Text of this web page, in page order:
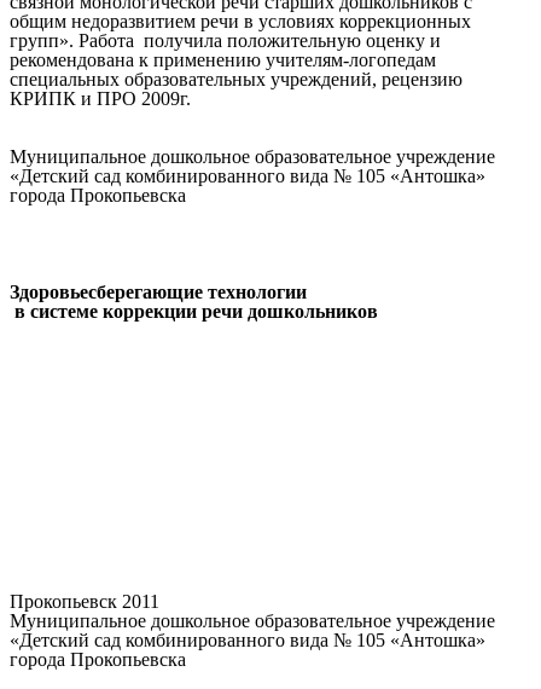
общим недоразвитием речи в условиях коррекционных
групп». Работа получила положительную оценку и
рекомендована к применению учителям-логопедам
специальных образовательных учреждений, рецензию
КРИПК и ПРО 2009г.
Муниципальное дошкольное образовательное учреждение
«Детский сад комбинированного вида № 105 «Антошка»
города Прокопьевска
Здоровьесберегающие технологии
в системе коррекции речи дошкольников
Прокопьевск 2011
Муниципальное дошкольное образовательное учреждение
«Детский сад комбинированного вида № 105 «Антошка»
города Прокопьевска